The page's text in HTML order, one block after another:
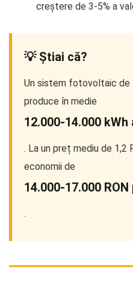
creștere de 3-5% a
💡 Știai că?
Un sistem fotovoltaic de
produce în medie
12.000-14.000 kWh
. La un preț mediu de 1,2
economii de
14.000-17.000 RON
.